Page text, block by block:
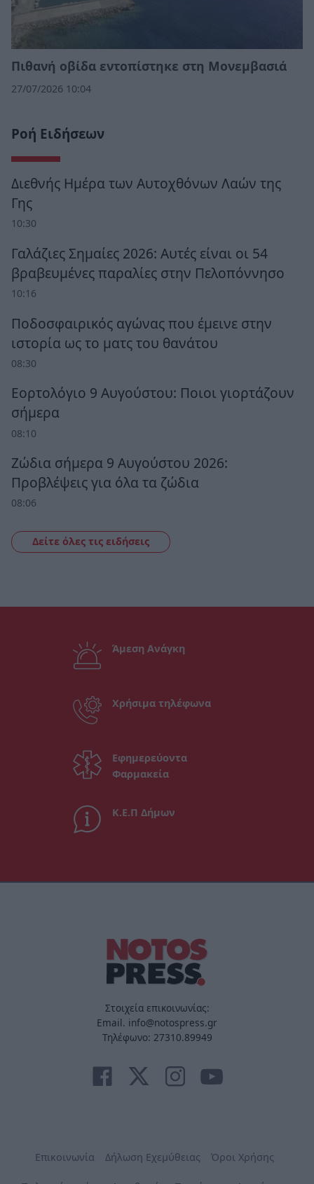
Πιθανή οβίδα εντοπίστηκε στη Μονεμβασιά
27/07/2026 10:04
Ροή Ειδήσεων
Διεθνής Ημέρα των Αυτοχθόνων Λαών της
Γης
10:30
Γαλάζιες Σημαίες 2026: Αυτές είναι οι 54
βραβευμένες παραλίες στην Πελοπόννησο
10:16
Ποδοσφαιρικός αγώνας που έμεινε στην
ιστορία ως το ματς του θανάτου
08:30
Εορτολόγιο 9 Αυγούστου: Ποιοι γιορτάζουν
σήμερα
08:10
Ζώδια σήμερα 9 Αυγούστου 2026:
Προβλέψεις για όλα τα ζώδια
08:06
Δείτε όλες τις ειδήσεις
Άμεση Ανάγκη
Χρήσιμα τηλέφωνα
Εφημερεύοντα
Φαρμακεία
Κ.Ε.Π Δήμων
Στοιχεία επικοινωνίας:
Email. info@notospress.gr
Τηλέφωνο: 27310.89949
Επικοινωνία Δήλωση Εχεμύθειας Όροι Χρήσης